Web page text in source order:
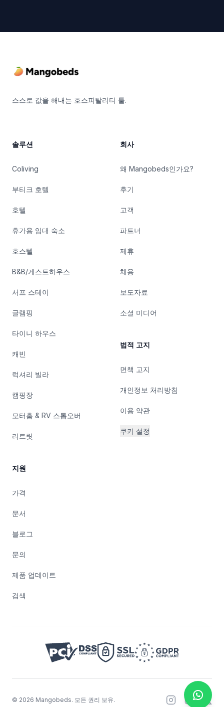
스스로 값을 해내는 호스피탈리티 툴.
솔루션
Coliving
부티크 호텔
호텔
휴가용 임대 숙소
호스텔
B&B/게스트하우스
서프 스테이
글램핑
타이니 하우스
캐빈
럭셔리 빌라
캠핑장
모터홈 & RV 스톱오버
리트릿
지원
가격
문서
블로그
문의
제품 업데이트
검색
회사
왜 Mangobeds인가요?
후기
고객
파트너
제휴
채용
보도자료
소셜 미디어
법적 고지
면책 고지
개인정보 처리방침
이용 약관
쿠키 설정
© 2026 Mangobeds. 모든 권리 보유.